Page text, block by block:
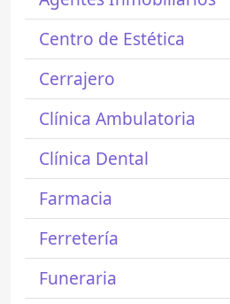
Centro de Estética
Cerrajero
Clínica Ambulatoria
Clínica Dental
Farmacia
Ferretería
Funeraria